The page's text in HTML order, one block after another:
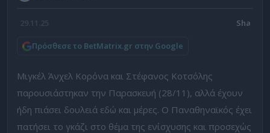
29.11.25
Πρόσθεσε το BetMatrix.gr στην Google
Μιγκέλ Άνχελ Κορόνα και Στέφανος Κοτσόλης
παρουσιάστηκαν την Παρασκευή (28/11), αλλά έχουν
ήδη πιάσει δουλειά εδώ και μέρες. Ο Παναθηναϊκός έχει
πατήσει το γκάζι στο θέμα της ενίσχυσης και προσεχώς